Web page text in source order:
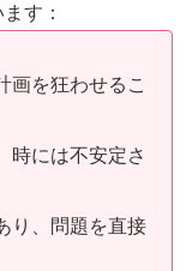
す：
画を狂わせるこ
時には不安定さ
り、問題を直接